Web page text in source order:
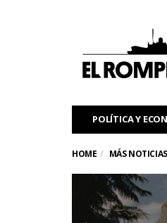
POLÍTICA Y
HOME MÁS NOTICIAS